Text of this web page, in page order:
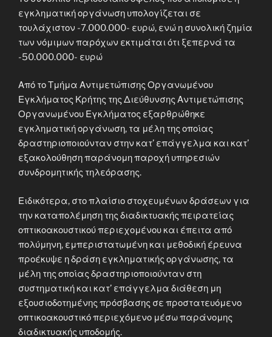
εγκληματική οργάνωση υπολογίζεται σε
τουλάχιστον -7.000.000- ευρώ, ενώ η συνολική ζημία
των νόμιμων παρόχων εκτιμάται ότι ξεπερνά τα
-50.000.000- ευρώ
Από το Τμήμα Αντιμετώπισης Οργανωμένου
Εγκλήματος Κρήτης της Διεύθυνσης Αντιμετώπισης
Οργανωμένου Εγκλήματος εξαρθρώθηκε
εγκληματική οργάνωση, τα μέλη της οποίας
δραστηριοποιούνταν στην κατ’ επάγγελμα και κατ’
εξακολούθηση παράνομη παροχή υπηρεσιών
συνδρομητικής τηλεόρασης.
Ειδικότερα, στο πλαίσιο στοχευμένων δράσεων για
την καταπολέμηση της διαδικτυακής πειρατείας
οπτικοακουστικού περιεχομένου και έπειτα από
πολύμηνη, εμπεριστατωμένη και μεθοδική έρευνα
προέκυψε η δράση εγκληματικής οργάνωσης, τα
μέλη της οποίας δραστηριοποιούνταν στη
συστηματική και κατ’ επάγγελμα διάθεση μη
εξουσιοδοτημένης πρόσβασης σε προστατευόμενο
οπτικοακουστικό περιεχόμενο μέσω παράνομης
διαδικτυακής υποδομής.